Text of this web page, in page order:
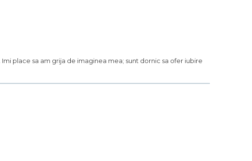
place sa am grija de imaginea mea; sunt dornic sa ofer iubire